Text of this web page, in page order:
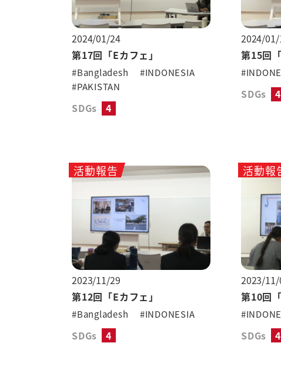
2024/01/24
第17回「Eカフェ」
#Bangladesh
#INDONESIA
#PAKISTAN
SDGs 4
2024/
第15回
SDGs 4
活動報告
2023/11/29
第12回「Eカフェ」
#Bangladesh #INDONESIA
SDGs 4
活動報
2023/
第10回
SDGs 4